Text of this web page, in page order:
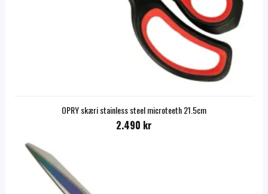
OPRY skæri stainless steel microteeth 21.5cm
2.490 kr